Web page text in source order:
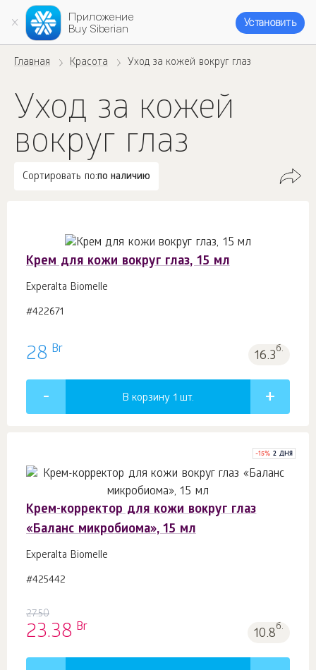
Приложение
Buy Siberian
Установить
Главная Красота Уход за кожей вокруг глаз
Уход за кожей
вокруг глаз
Сортировать по:по наличию
Крем для кожи вокруг глаз, 15 мл
Experalta Biomelle
#422671
28 Br 16.3б.
В корзину 1 шт.
-15% 2 ДНЯ
Крем-корректор для кожи вокруг глаз
«Баланс микробиома», 15 мл
Experalta Biomelle
#425442
27.50
23.38 Br 10.8б.